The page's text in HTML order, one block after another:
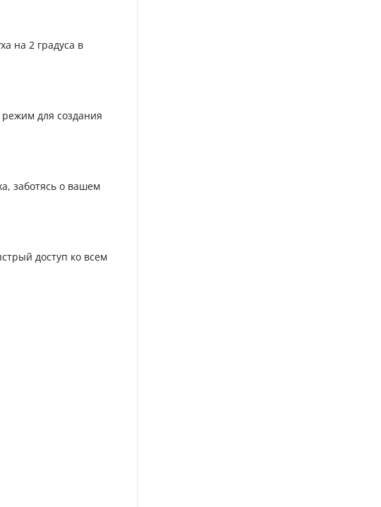
на 2 градуса в
для создания
заботясь о вашем
доступ ко всем